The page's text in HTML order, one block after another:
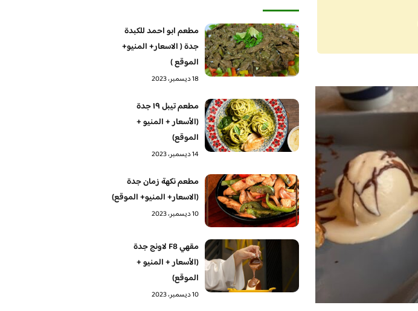
مطعم ابو احمد للكبدة
جدة ( الاسعار+ المنيو+
الموقع )
18 ديسمبر، 2023
مطعم تيبل ١٩ جدة
(الأسعار + المنيو +
الموقع)
14 ديسمبر، 2023
مطعم نكهة زمان جدة
(الاسعار+ المنيو+ الموقع)
10 ديسمبر، 2023
مقهي F8 لاونج جدة
(الأسعار + المنيو +
الموقع)
10 ديسمبر، 2023